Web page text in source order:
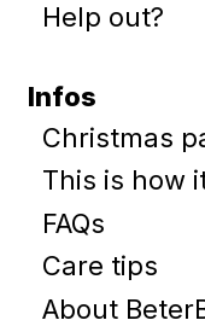
Help out?
Infos
Christmas
This is how
FAQs
Care tips
About